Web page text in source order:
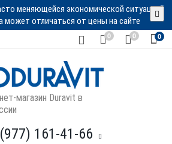
меняющейся экономической ситуацией
может отличаться от цены на сайте
0 0 0
магазин Duravit в
161-41-66